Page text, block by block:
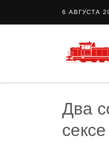
6 АВГУСТА
Два